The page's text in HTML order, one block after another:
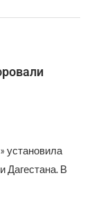
установила
Дагестана. В